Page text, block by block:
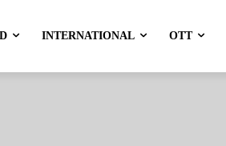
INTERNATIONAL OTT